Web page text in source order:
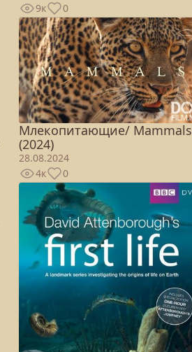
9к
0
Млекопитающие/ Mammals
(2024)
28.08.2024
4к
0